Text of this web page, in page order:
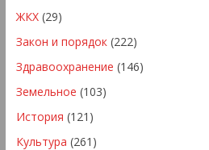
ЖКХ(29)
Закон и порядок(222)
Здравоохранение (146)
Земельное (103)
История (121)
Культура (261)